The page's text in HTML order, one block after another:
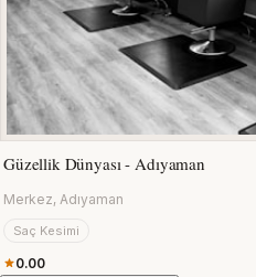
Güzellik Dünyası - Adıyaman
Merkez, Adıyaman
Saç Kesimi
0.00